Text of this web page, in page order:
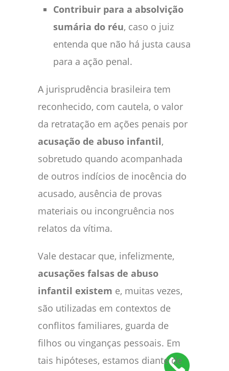
Contribuir para a absolvição
sumária do réu, caso o juiz
entenda que não há justa causa
para a ação penal.
A jurisprudência brasileira tem
reconhecido, com cautela, o valor
da retratação em ações penais por
acusação de abuso infantil,
sobretudo quando acompanhada
de outros indícios de inocência do
acusado, ausência de provas
materiais ou incongruência nos
relatos da vítima.
Vale destacar que, infelizmente,
acusações falsas de abuso
infantil existem e, muitas vezes,
são utilizadas em contextos de
conflitos familiares, guarda de
filhos ou vinganças pessoais. Em
tais hipóteses, estamos diante de